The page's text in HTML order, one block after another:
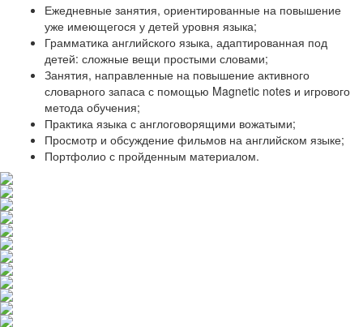
Ежедневные занятия, ориентированные на повышение
уже имеющегося у детей уровня языка;
Грамматика английского языка, адаптированная под
детей: сложные вещи простыми словами;
Занятия, направленные на повышение активного
словарного запаса с помощью Magnetic notes и игрового
метода обучения;
Практика языка с англоговорящими вожатыми;
Просмотр и обсуждение фильмов на английском языке;
Портфолио с пройденным материалом.